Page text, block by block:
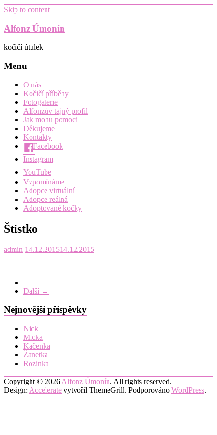
Skip to content
Alfonz Úmonín
kočičí útulek
Menu
O nás
Kočičí příběhy
Fotogalerie
Alfonzův tajný profil
Jak mohu pomoci
Děkujeme
Kontakty
Facebook
Instagram
YouTube
Vzpomínáme
Adopce virtuální
Adopce reálná
Adoptované kočky
Štístko
admin 14.12.201514.12.2015
Další →
Nejnovější příspěvky
Nick
Micka
Kačenka
Žanetka
Rozinka
Copyright © 2026 Alfonz Úmonín. All rights reserved.
Design: Accelerate vytvořil ThemeGrill. Podporováno WordPress.